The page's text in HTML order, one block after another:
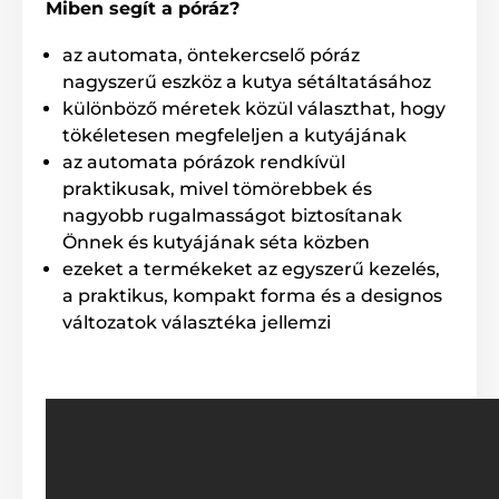
Az automata Reedog póráz
megbízható!
Miben segít a póráz?
az automata, öntekercselő póráz
nagyszerű eszköz a kutya sétáltatásához
különböző méretek közül választhat, hogy
tökéletesen megfeleljen a kutyájának
az automata pórázok rendkívül
praktikusak, mivel tömörebbek és
nagyobb rugalmasságot biztosítanak
Önnek és kutyájának séta közben
ezeket a termékeket az egyszerű kezelés,
a praktikus, kompakt forma és a designos
változatok választéka jellemzi